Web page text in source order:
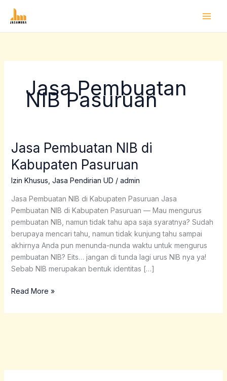
Jasa Pembuatan
NIB Pasuruan
Jasa Pembuatan NIB di
Kabupaten Pasuruan
Izin Khusus Jasa Pendirian UD / admin
Jasa Pembuatan NIB di Kabupaten Pasuruan Jasa
Pembuatan NIB di Kabupaten Pasuruan — Mau mengurus
pembuatan NIB, namun tidak tahu apa saja syaratnya? Sudah
berupaya mencari tahu, namun tidak kunjung tahu sampai
akhirnya Anda pun menunda-nunda waktu untuk mengurus
pembuatan NIB? Eits… jangan di tunda lagi urus NIB nya ya!
Sebab NIB merupakan bentuk identitas […]
Jasa
NIB
di
Pasuruan
Read More »